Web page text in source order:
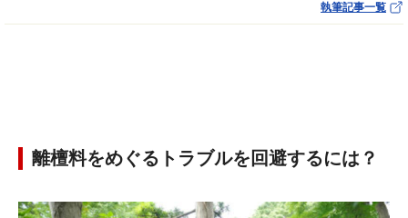
執筆記事一覧
離檀料をめぐるトラブルを回避するには？